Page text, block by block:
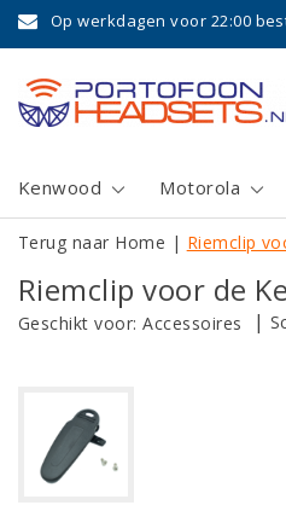
Op werkdagen voor 22:00
Kenwood Motorola
Terug naar Home | Riemclip
Riemclip voor de
Geschikt voor: Accessoires |